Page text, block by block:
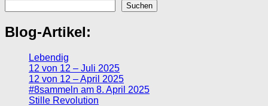
Suchen
Blog-Artikel:
Lebendig
12 von 12 – Juli 2025
12 von 12 – April 2025
#8sammeln am 8. April 2025
Stille Revolution